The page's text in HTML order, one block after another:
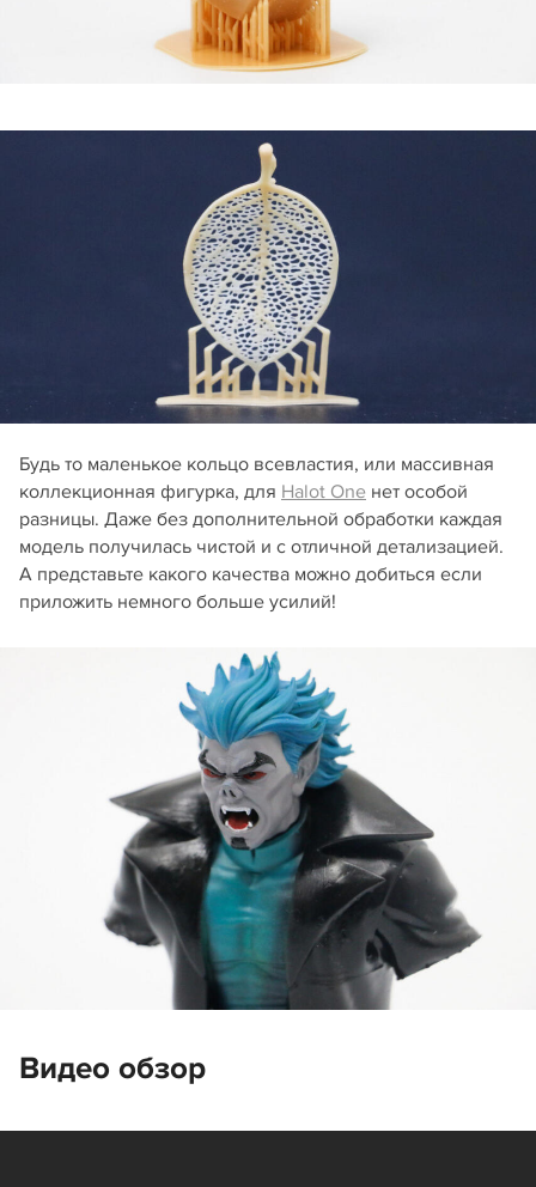
Будь то маленькое кольцо всевластия, или массивная
коллекционная фигурка, для Halot One нет особой
разницы. Даже без дополнительной обработки каждая
модель получилась чистой и с отличной детализацией.
А представьте какого качества можно добиться если
приложить немного больше усилий!
Видео обзор